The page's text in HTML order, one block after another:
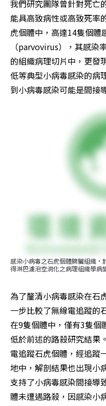
我們研究團隊曾針對死亡
能具高致病性或高致死率
虎個體中，高達14隻個體
（parvovirus），其感染
的組織病理切片中，更發
低等典型小病毒感染的病
到小病毒感染可能是間接
感染小病毒之石虎個體脾臟組織，
得淋巴濾泡空洞化之病理組織學病
為了釐清小病毒感染在石
一步比較了無線電追蹤的
在9隻個體中，僅有3隻個
低於前述的路殺研究結果
電追蹤石虎個體，經追蹤
地中，解剖結果也出現小
支持了小病毒感染間接導
體未遭遇路殺，因感染小